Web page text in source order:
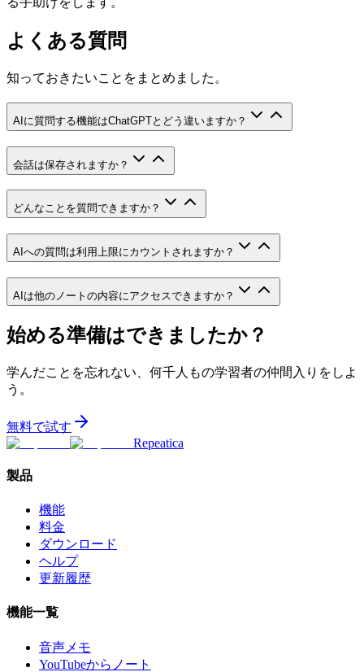
よくある質問
知っておきたいことをまとめました。
AIに質問する機能はChatGPTとどう違いますか？
会話は保存されますか？
どんなことを質問できますか？
AIへの質問は利用上限にカウントされますか？
AIは他のノートの内容にアクセスできますか？
始める準備はできましたか？
学んだことを忘れない、何千人もの学習者の仲間入りをしよ
う。
無料で試す
Repeatica
製品
機能
料金
ダウンロード
ヘルプ
更新履歴
機能一覧
音声メモ
YouTubeからノート